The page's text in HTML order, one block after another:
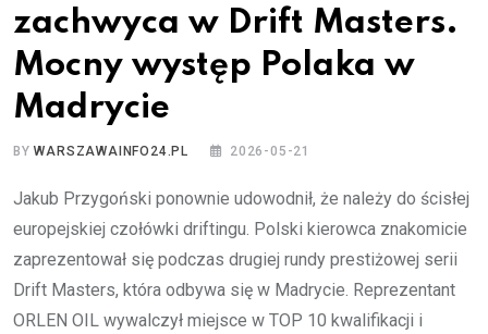
zachwyca w Drift Masters.
Mocny występ Polaka w
Madrycie
BYWARSZAWAINFO24.PL 2026-05-21
Jakub Przygoński ponownie udowodnił, że należy do ścisłej
europejskiej czołówki driftingu. Polski kierowca znakomicie
zaprezentował się podczas drugiej rundy prestiżowej serii
Drift Masters, która odbywa się w Madrycie. Reprezentant
ORLEN OIL wywalczył miejsce w TOP 10 kwalifikacji i